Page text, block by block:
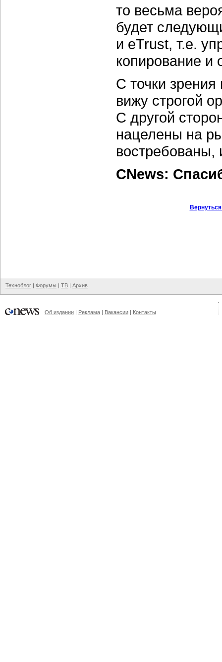
то весьма
будет
и eTrust, т.е.
копирование и
С точки
вижу строгой
С другой
нацелены на
востребованы,
CNews:
Техноблог | Форумы | ТВ | Архив
Об издании | Реклама | Вакансии | Контакты